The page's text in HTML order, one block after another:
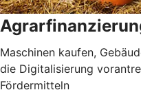
Maschinen kaufen,
die Digitalisierung
Fördermitteln